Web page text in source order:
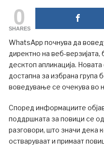
0
SHARES
WhatsApp почнува да
директно на веб-
десктоп апликација.
достапна за избрана група
воведување се очекува во
Според информациите
поддршката за повици се
разговори, што значи дека
остваруваат и примаат